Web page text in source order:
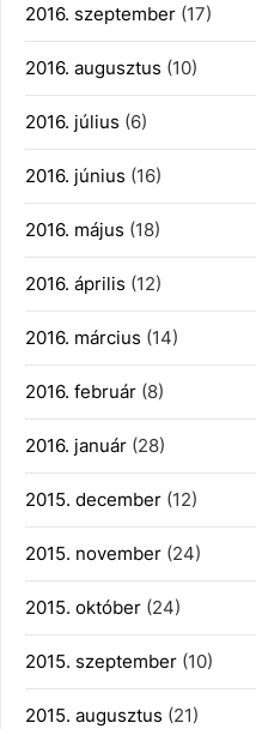
2016. szeptember (17)
2016. augusztus (10)
2016. július (6)
2016. június (16)
2016. május (18)
2016. április (12)
2016. március (14)
2016. február (8)
2016. január (28)
2015. december (12)
2015. november (24)
2015. október (24)
2015. szeptember (10)
2015. augusztus (21)